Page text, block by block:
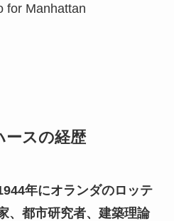
for Manhattan
ースの経歴
年にオランダのロッテ
、都市研究者、建築理論